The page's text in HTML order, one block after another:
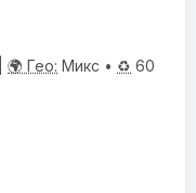
🌍 Гео: Микс • ♻️ 60